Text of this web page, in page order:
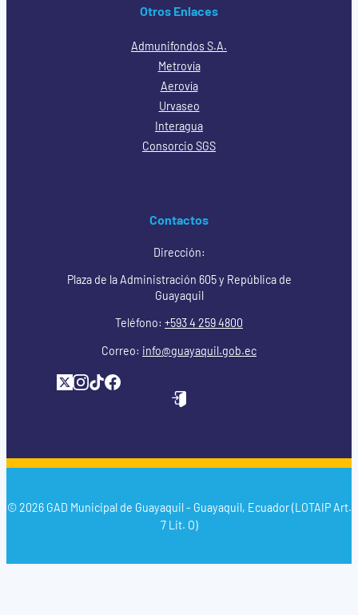
Otros Enlaces
Admunifondos S.A.
Metrovía
Aerovía
Urvaseo
Interagua
Consorcio SGS
Contactos
Dirección:
Plaza de la Administración 605 y República de
Guayaquil
Teléfono: +593 4 259 4800
Correo: info@guayaquil.gob.ec
© 2026 GAD Municipal de Guayaquil - Guayaquil, Ecuador (LOTAIP Art.
7 Lit. O)